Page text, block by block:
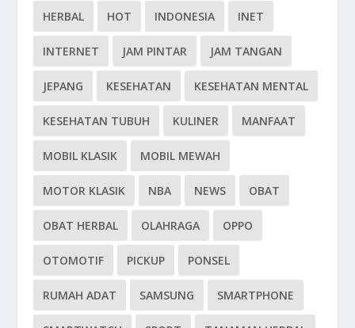
HERBAL HOT INDONESIA INET
INTERNET JAM PINTAR JAM TANGAN
JEPANG KESEHATAN KESEHATAN MENTAL
KESEHATAN TUBUH KULINER MANFAAT
MOBIL KLASIK MOBIL MEWAH
MOTOR KLASIK NBA NEWS OBAT
OBAT HERBAL OLAHRAGA OPPO
OTOMOTIF PICKUP PONSEL
RUMAH ADAT SAMSUNG SMARTPHONE